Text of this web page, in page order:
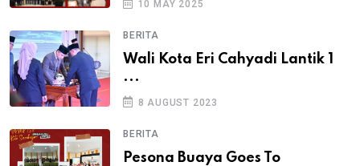
10 MAY 2025
BERITA
Wali Kota Eri Cahyadi Lantik 1
...
8 AUGUST 2023
BERITA
Pesona Buaya Goes To